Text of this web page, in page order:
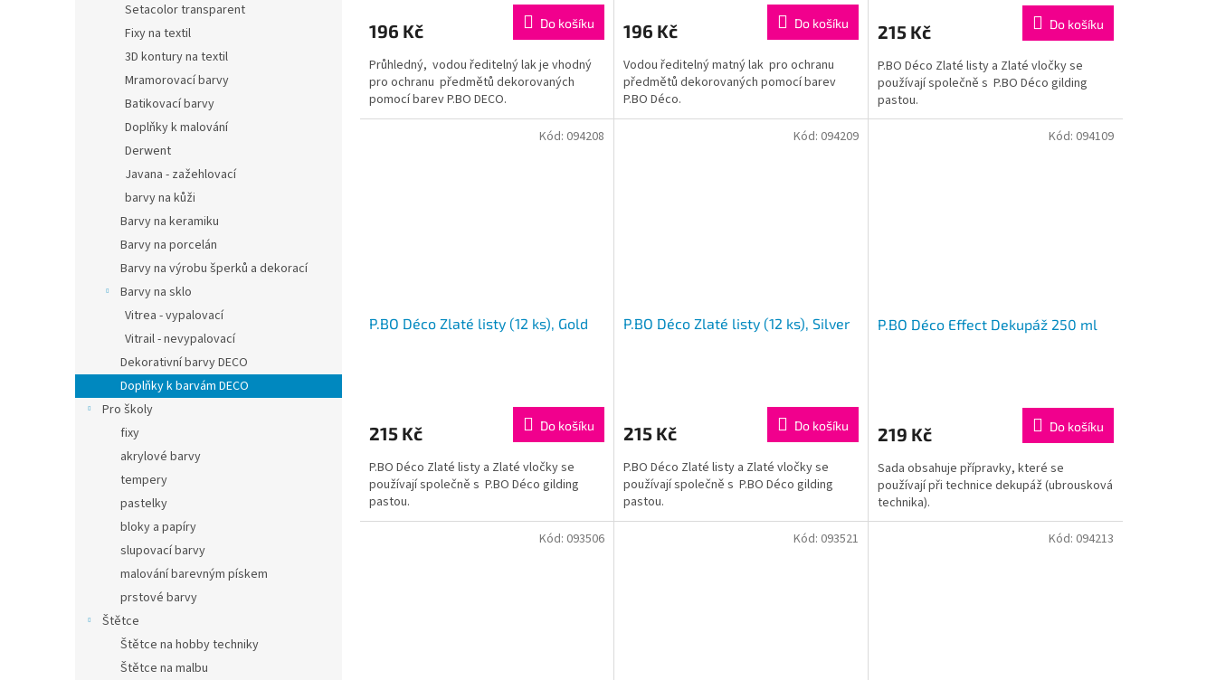
Setacolor transparent
Fixy na textil
3D kontury na textil
Mramorovací barvy
Batikovací barvy
Doplňky k malování
Derwent
Javana - zažehlovací
barvy na kůži
Barvy na keramiku
Barvy na porcelán
Barvy na výrobu šperků a dekorací
Barvy na sklo
Vitrea - vypalovací
Vitrail - nevypalovací
Dekorativní barvy DECO
Doplňky k barvám DECO
Pro školy
fixy
akrylové barvy
tempery
pastelky
bloky a papíry
slupovací barvy
malování barevným pískem
prstové barvy
Štětce
Štětce na hobby techniky
Štětce na malbu
196 Kč Do košíku
Průhledný, vodou ředitelný lak je vhodný
pro ochranu předmětů dekorovaných
pomocí barev P.BO DECO.
196 Kč Do košíku
Vodou ředitelný matný lak pro ochranu
předmětů dekorovaných pomocí barev
P.BO Déco.
215 Kč Do košíku
P.BO Déco Zlaté listy a Zlaté vločky se
používají společně s P.BO Déco gilding
pastou.
P.BO Déco Zlaté listy (12 ks), Gold
215 Kč Do košíku
P.BO Déco Zlaté listy a Zlaté vločky se
používají společně s P.BO Déco gilding
pastou.
Kód: 094208
P.BO Déco Zlaté listy (12 ks), Silver
215 Kč Do košíku
P.BO Déco Zlaté listy a Zlaté vločky se
používají společně s P.BO Déco gilding
pastou.
Kód: 094209
P.BO Déco Effect Dekupáž 250 ml
219 Kč Do košíku
Sada obsahuje přípravky, které se
používají při technice dekupáž (ubrousková
technika).
Kód: 094109
Kód: 093506 Kód: 093521 Kód: 094213